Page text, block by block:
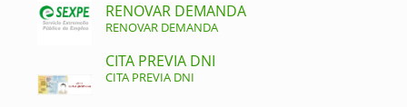
RENOVAR DEMANDA
RENOVAR DEMANDA
CITA PREVIA DNI
CITA PREVIA DNI